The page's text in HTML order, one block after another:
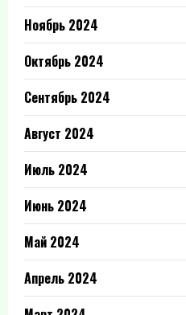
Ноябрь 2024
Октябрь 2024
Сентябрь 2024
Август 2024
Июль 2024
Июнь 2024
Май 2024
Апрель 2024